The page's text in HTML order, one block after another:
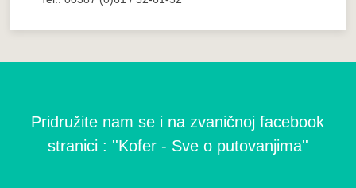
Pridružite nam se i na zvaničnoj facebook
stranici : ''Kofer - Sve o putovanjima''